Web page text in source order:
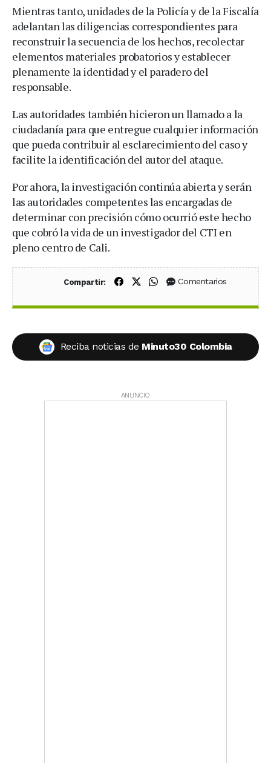
Mientras tanto, unidades de la Policía y de la Fiscalía
adelantan las diligencias correspondientes para
reconstruir la secuencia de los hechos, recolectar
elementos materiales probatorios y establecer
plenamente la identidad y el paradero del
responsable.
Las autoridades también hicieron un llamado a la
ciudadanía para que entregue cualquier información
que pueda contribuir al esclarecimiento del caso y
facilite la identificación del autor del ataque.
Por ahora, la investigación continúa abierta y serán
las autoridades competentes las encargadas de
determinar con precisión cómo ocurrió este hecho
que cobró la vida de un investigador del CTI en
pleno centro de Cali.
Compartir: Compartir en Facebook
Compartir en X (Twitter)
Compartir en WhatsApp
Comentarios
Reciba noticias de Minuto30 Colombia
ANUNCIO